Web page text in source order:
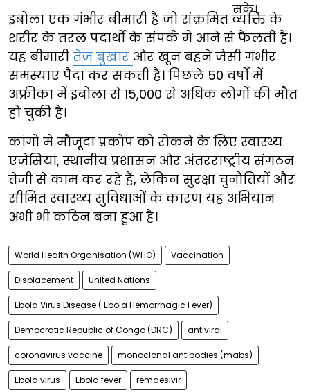
इबोला एक गंभीर बीमारी है जो संक्रमित व्यक्ति के
शरीर के तरल पदार्थों के संपर्क में आने से फैलती है।
यह बीमारी तेज बुखार और खून बहने जैसी गंभीर
समस्याएं पैदा कर सकती है। पिछले 50 वर्षों में
अफ्रीका में इबोला से 15,000 से अधिक लोगों की मौत
हो चुकी है।
कांगो में मौजूदा प्रकोप को रोकने के लिए स्वास्थ्य
एजेंसियां, स्थानीय प्रशासन और अंतरराष्ट्रीय संगठन
तेजी से काम कर रहे हैं, लेकिन सुरक्षा चुनौतियों और
सीमित स्वास्थ्य सुविधाओं के कारण यह अभियान
अभी भी कठिन बना हुआ है।
World Health Organisation (WHO) Vaccination
Displacement United Nations
Ebola Virus Disease ( Ebola Hemorrhagic Fever)
Democratic Republic of Congo (DRC) antiviral
coronavirus vaccine monoclonal antibodies (mabs)
Ebola virus Ebola fever remdesivir